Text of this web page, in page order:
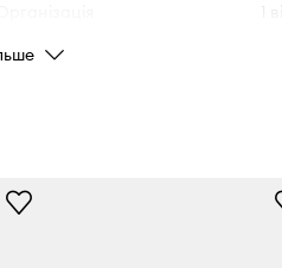
Розмір сумочки не